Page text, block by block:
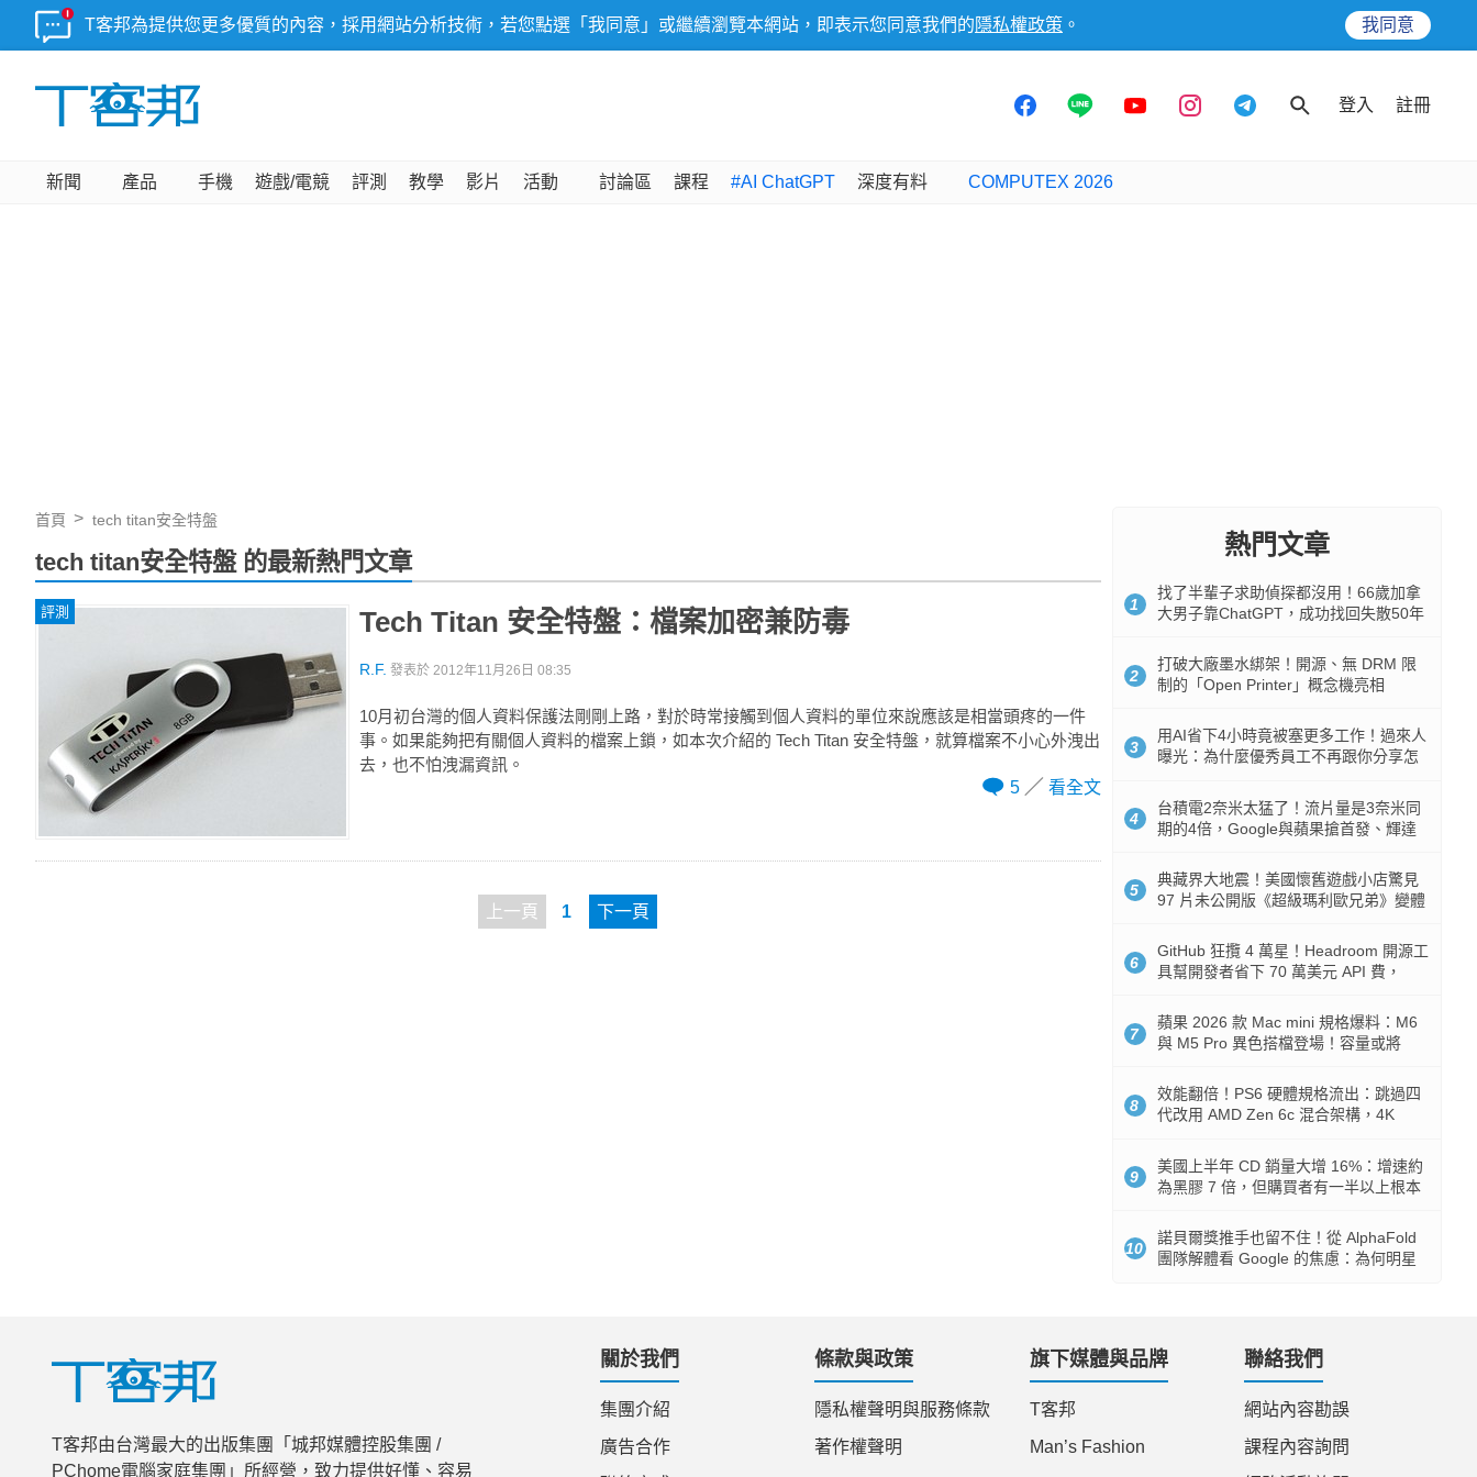
T客邦為提供您更多優質的內容，採用網站分析技術，若您點選「我同意」或繼續瀏覽本網站，即表示您同意我們的 隱私權政策 。 我同意
登入 註冊
新聞 產品 手機 遊戲/電競 評測 教學 影片 活動 討論區 課程 #AI ChatGPT 深度有料 COMPUTEX 2026
首頁 tech titan安全特盤
tech titan安全特盤 的最新熱門文章
評測 Tech Titan 安全特盤：檔案加密兼防毒
R.F. 發表於 2012年11月26日 08:35
10月初台灣的個人資料保護法剛剛上路，對於時常接觸到個人資料的單位來說應該是相當頭疼的一件
事。如果能夠把有關個人資料的檔案上鎖，如本次介紹的 Tech Titan 安全特盤，就算檔案不小心外洩出
去，也不怕洩漏資訊。
5
看全文
上一頁 1 下一頁
熱門文章
1
找了半輩子求助偵探都沒用！66歲加拿
大男子靠ChatGPT，成功找回失散50年
2
打破大廠墨水綁架！開源、無 DRM 限
制的「Open Printer」概念機亮相
3
用AI省下4小時竟被塞更多工作！過來人
曝光：為什麼優秀員工不再跟你分享怎
4
台積電2奈米太猛了！流片量是3奈米同
期的4倍，Google與蘋果搶首發、輝達
5
典藏界大地震！美國懷舊遊戲小店驚見
97 片未公開版《超級瑪利歐兄弟》變體
6
GitHub 狂攬 4 萬星！Headroom 開源工
具幫開發者省下 70 萬美元 API 費，
7
蘋果 2026 款 Mac mini 規格爆料：M6
與 M5 Pro 異色搭檔登場！容量或將
8
效能翻倍！PS6 硬體規格流出：跳過四
代改用 AMD Zen 6c 混合架構，4K
9
美國上半年 CD 銷量大增 16%：增速約
為黑膠 7 倍，但購買者有一半以上根本
10
諾貝爾獎推手也留不住！從 AlphaFold
團隊解體看 Google 的焦慮：為何明星
T客邦由台灣最大的出版集團「城邦媒體控股集團 /
PChome電腦家庭集團」所經營，致力提供好懂、容易
關於我們
集團介紹
廣告合作
條款與政策
隱私權聲明與服務條款
著作權聲明
旗下媒體與品牌
T客邦
Man’s Fashion
聯絡我們
網站內容勘誤
課程內容詢問